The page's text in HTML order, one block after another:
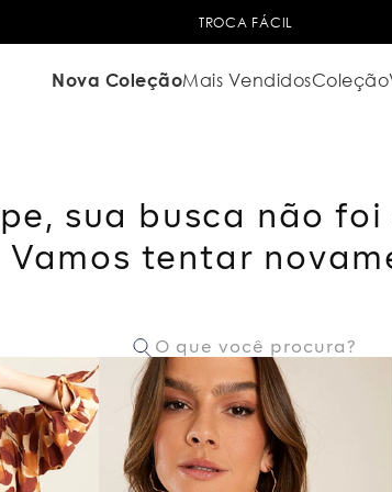
TROCA FÁCIL
Nova ColeçãoMais VendidosColeção
sua busca não
Vamos tentar